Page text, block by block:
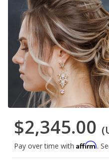
$2,345.00
Pay over time with Affirm.